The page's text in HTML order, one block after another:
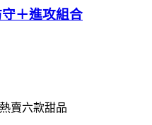
守＋進攻組合